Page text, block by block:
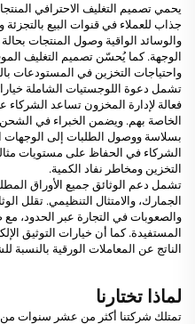
يحمي تصميم التغليف الاحترافي
جذاب للعملاء في قنوات البيع
والوسائد الواقية وصول المنتجات
الوجهة. كما يُحسّن تصميم التغليف
واحتياجات التخزين في المستودعات
تشمل دعوة اللوجستيات الشاملة
فعالة لإدارة المخزون تساعد
الخاصة بهم. ويضمن الخبراء في الشحن
بسلاسة ووصول الطلبات إلى الوجهات
الشركاء في الحفاظ على مستويات
التخزين ومخاطر نفاد الكمية.
تشمل دعم الوثائق جميع الأوراق
الجمارك، والامتثال التنظيمي. تقلل
والصعوبات في التجارة عبر الحدود، مع
المستفيدة. كما أن خيارات التوثيق
الناتج عن المعاملات الورقية بالنسبة
لماذا تختارنا
تمتلك شركتنا أكثر من عشر سنوات